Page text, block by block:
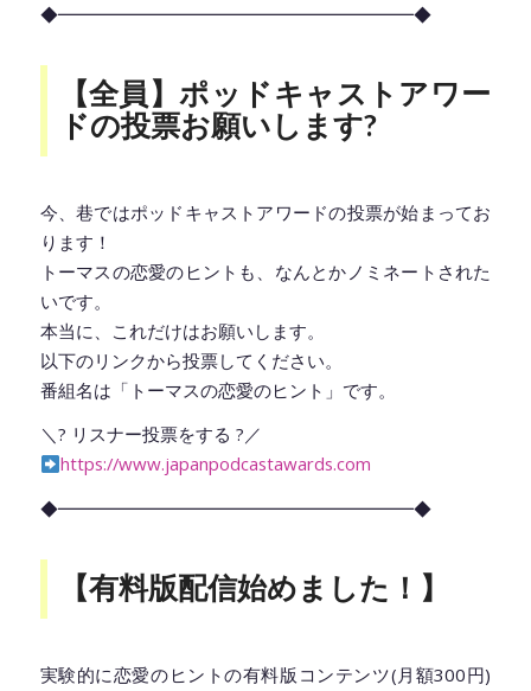
◆━━━━━━━━━━━━━━━━━━━━◆
【全員】ポッドキャストアワー
ドの投票お願いします?
今、巷ではポッドキャストアワードの投票が始まってお
ります！
トーマスの恋愛のヒントも、なんとかノミネートされた
いです。
本当に、これだけはお願いします。
以下のリンクから投票してください。
番組名は「トーマスの恋愛のヒント」です。
＼? リスナー投票をする ?／
https://www.japanpodcastawards.com
◆━━━━━━━━━━━━━━━━━━━━◆
【有料版配信始めました！】
実験的に恋愛のヒントの有料版コンテンツ(月額300円)